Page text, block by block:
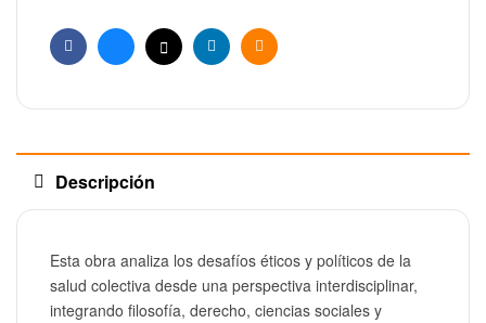
FacebookBlueskyX LinkedinEmail
Descripción
Esta obra analiza los desafíos éticos y políticos de la
salud colectiva desde una perspectiva interdisciplinar,
integrando filosofía, derecho, ciencias sociales y